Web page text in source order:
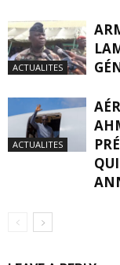
ACTUALITES
ACTUALITES